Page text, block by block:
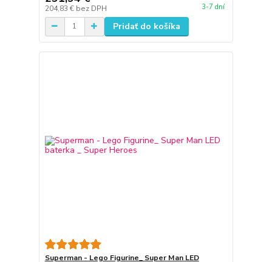
204,83 € bez DPH 3-7 dní
Pridať do košíka
Superman - Lego Figurine_ Super Man LED